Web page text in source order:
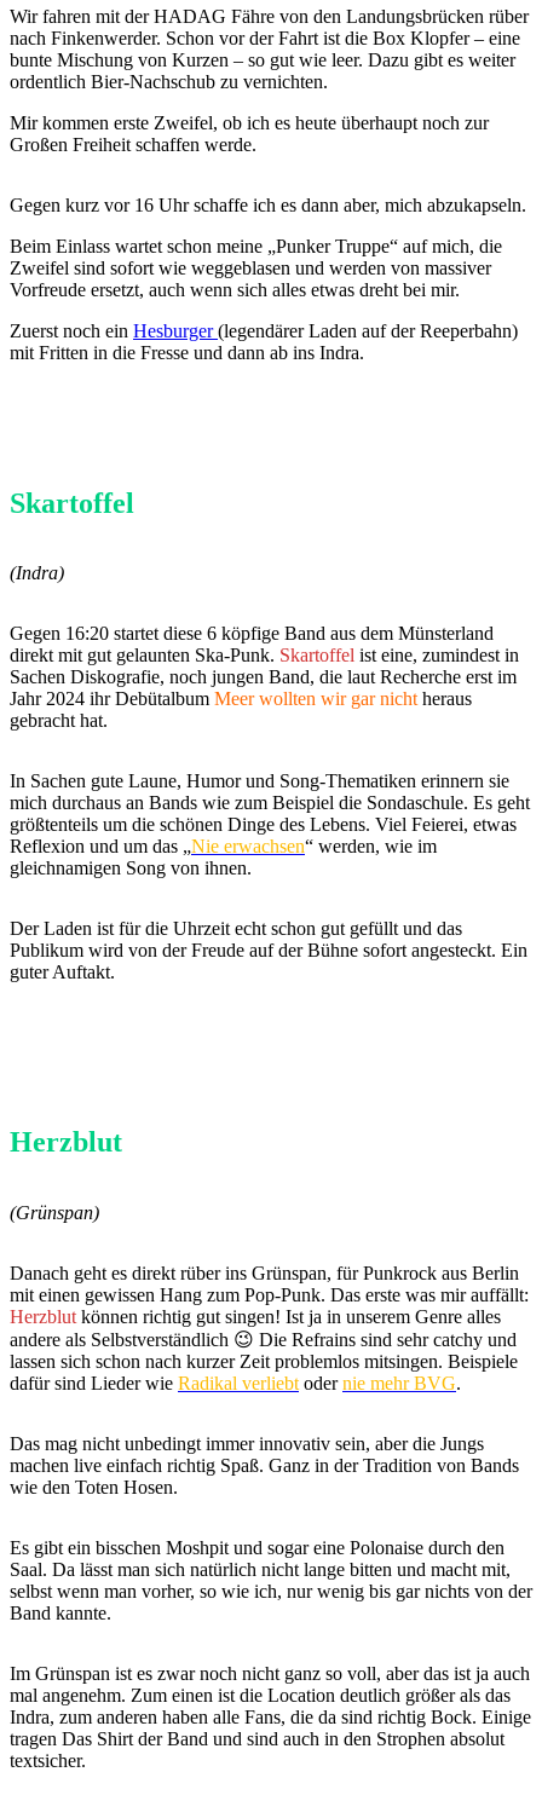
Wir fahren mit der HADAG Fähre von den Landungsbrücken rüber
nach Finkenwerder. Schon vor der Fahrt ist die Box Klopfer – eine
bunte Mischung von Kurzen – so gut wie leer. Dazu gibt es weiter
ordentlich Bier-Nachschub zu vernichten.
Mir kommen erste Zweifel, ob ich es heute überhaupt noch zur
Großen Freiheit schaffen werde.
Gegen kurz vor 16 Uhr schaffe ich es dann aber, mich abzukapseln.
Beim Einlass wartet schon meine „Punker Truppe“ auf mich, die
Zweifel sind sofort wie weggeblasen und werden von massiver
Vorfreude ersetzt, auch wenn sich alles etwas dreht bei mir.
Zuerst noch ein Hesburger(legendärer Laden auf der Reeperbahn)
mit Fritten in die Fresse und dann ab ins Indra.
Skartoffel
(Indra)
Gegen 16:20 startet diese 6 köpfige Band aus dem Münsterland
direkt mit gut gelaunten Ska-Punk. Skartoffel ist eine, zumindest in
Sachen Diskografie, noch jungen Band, die laut Recherche erst im
Jahr 2024 ihr Debütalbum Meer wollten wir gar nichtheraus
gebracht hat.
In Sachen gute Laune, Humor und Song-Thematiken erinnern sie
mich durchaus an Bands wie zum Beispiel die Sondaschule. Es geht
größtenteils um die schönen Dinge des Lebens. Viel Feierei, etwas
Reflexion und um das „Nie erwachsen“ werden, wie im
gleichnamigen Song von ihnen.
Der Laden ist für die Uhrzeit echt schon gut gefüllt und das
Publikum wird von der Freude auf der Bühne sofort angesteckt. Ein
guter Auftakt.
Herzblut
(Grünspan)
Danach geht es direkt rüber ins Grünspan, für Punkrock aus Berlin
mit einen gewissen Hang zum Pop-Punk. Das erste was mir auffällt:
Herzblut können richtig gut singen! Ist ja in unserem Genre alles
andere als Selbstverständlich 😉 Die Refrains sind sehr catchy und
lassen sich schon nach kurzer Zeit problemlos mitsingen. Beispiele
dafür sind Lieder wie Radikal verliebt odernie mehr BVG.
Das mag nicht unbedingt immer innovativ sein, aber die Jungs
machen live einfach richtig Spaß. Ganz in der Tradition von Bands
wie den Toten Hosen.
Es gibt ein bisschen Moshpit und sogar eine Polonaise durch den
Saal. Da lässt man sich natürlich nicht lange bitten und macht mit,
selbst wenn man vorher, so wie ich, nur wenig bis gar nichts von der
Band kannte.
Im Grünspan ist es zwar noch nicht ganz so voll, aber das ist ja auch
mal angenehm. Zum einen ist die Location deutlich größer als das
Indra, zum anderen haben alle Fans, die da sind richtig Bock. Einige
tragen Das Shirt der Band und sind auch in den Strophen absolut
textsicher.